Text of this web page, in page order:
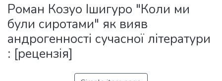
Statistics
Роман Козуо Ішигуро "Коли ми
були сиротами" як вияв
андрогенності сучасної літератури
: [рецензія]